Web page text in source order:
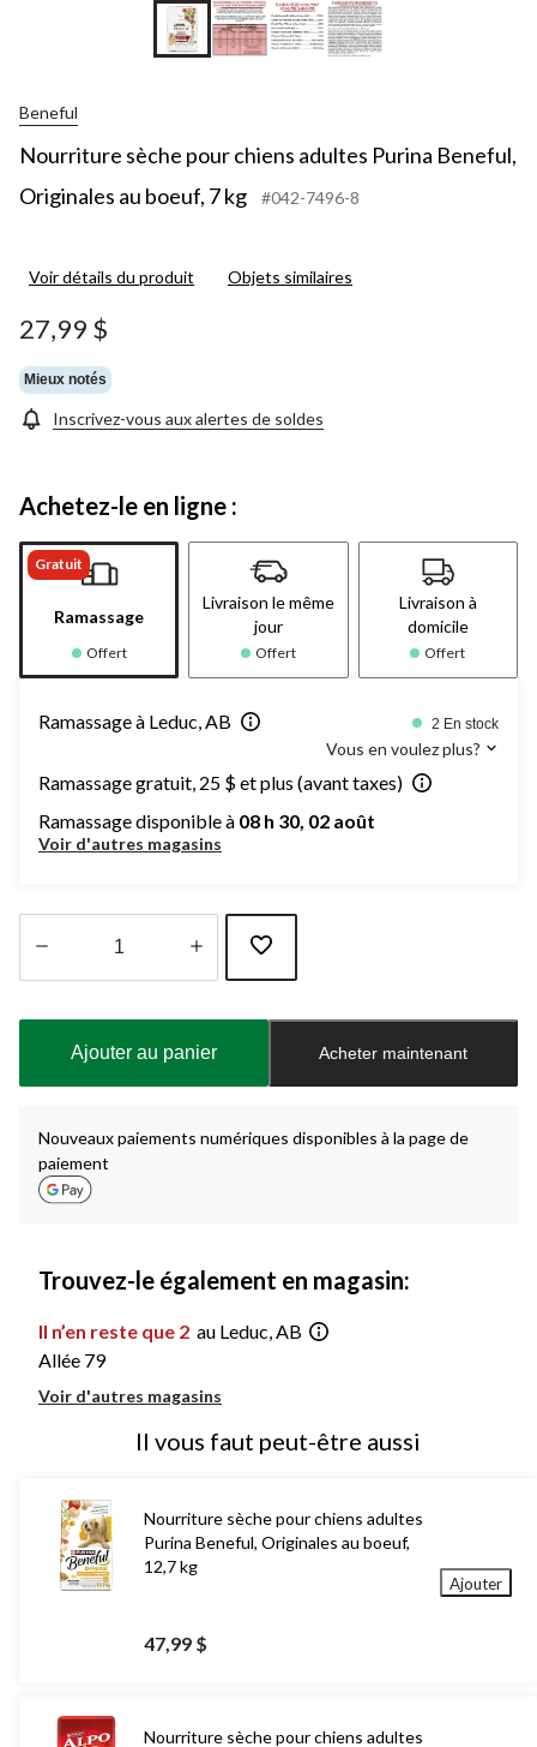
Beneful
Nourriture sèche pour chiens adultes Purina Beneful,
Originales au boeuf, 7 kg
#042-7496-8
Voir détails du produit Objets similaires
27,99 $
Mieux notés
Inscrivez-vous aux alertes de soldes
Achetez-le en ligne :
Gratuit
Ramassage
Offert
Livraison le même
jour
Offert
Livraison à
domicile
Offert
Ramassage à Leduc, AB 2 En stock
Vous en voulez plus?
Ramassage gratuit, 25 $ et plus (avant taxes)
Ramassage disponible à 08 h 30, 02 août
Voir d'autres magasins
à
Ajouter au panier Acheter maintenant
Nouveaux paiements numériques disponibles à la page de
paiement
Trouvez-le également en magasin:
Il n’en reste que 2 au Leduc, AB
Allée 79
Voir d'autres magasins
Il vous faut peut-être aussi
Nourriture sèche pour chiens adultes
Purina Beneful, Originales au boeuf,
12,7 kg
47,99 $
Ajouter
Nourriture sèche pour chiens adultes